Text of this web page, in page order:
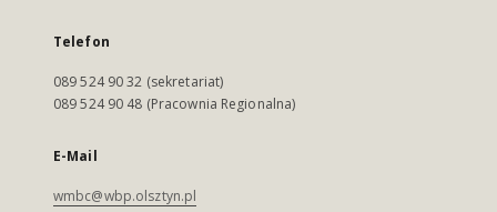
Telefon
089 524 90 32 (sekretariat)
089 524 90 48 (Pracownia Regionalna)
E-Mail
wmbc@wbp.olsztyn.pl